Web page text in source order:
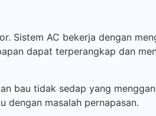
Sistem AC bekerja dengan
dapat terperangkap dan
bau tidak sedap yang
dengan masalah pernapasan.